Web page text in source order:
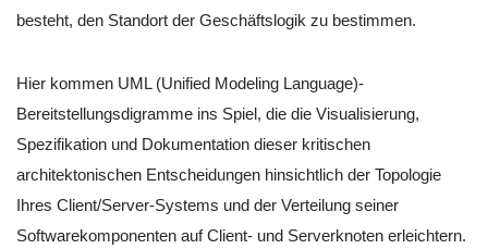
besteht, den Standort der Geschäftslogik zu bestimmen.
Hier kommen UML (Unified Modeling Language)-
Bereitstellungsdigramme ins Spiel, die die Visualisierung,
Spezifikation und Dokumentation dieser kritischen
architektonischen Entscheidungen hinsichtlich der Topologie
Ihres Client/Server-Systems und der Verteilung seiner
Softwarekomponenten auf Client- und Serverknoten erleichtern.